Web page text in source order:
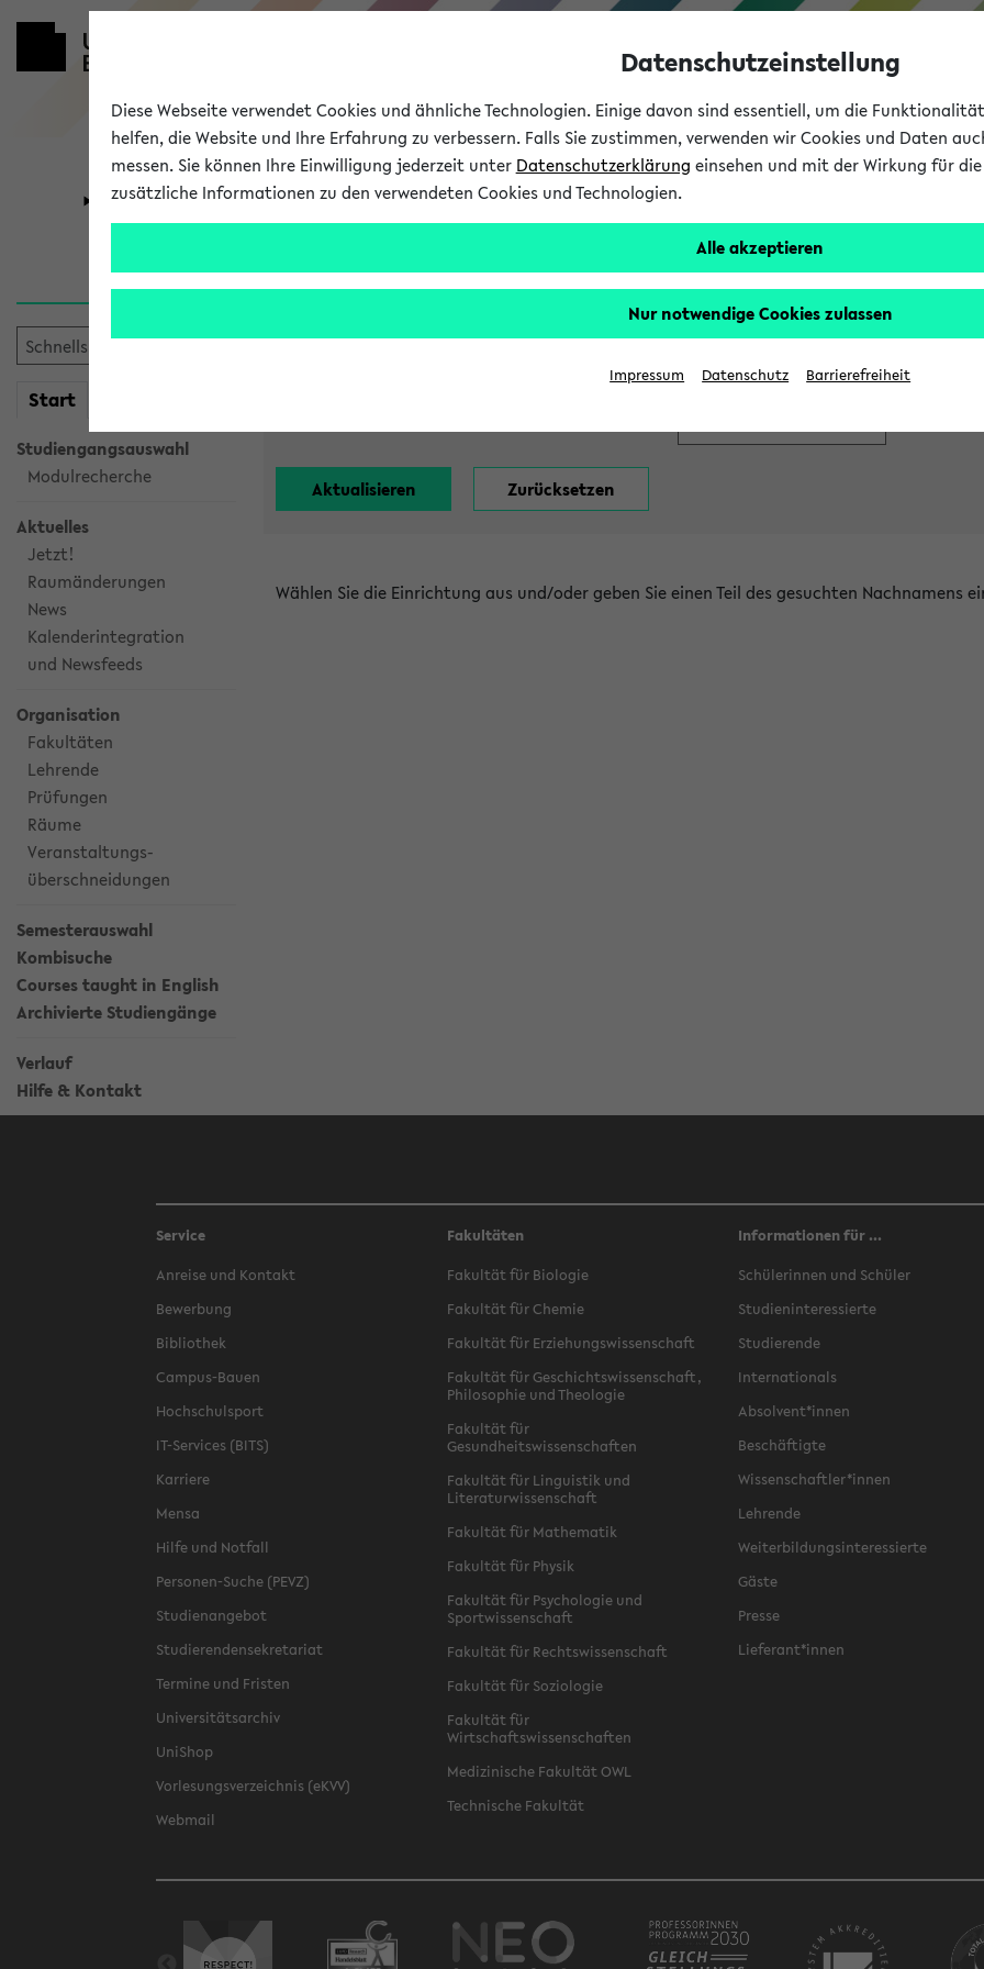
Universität Forschung Studium
Start
Studiengangsauswahl
Modulrecherche
Aktuelles
Jetzt!
Raumänderungen
News
Kalenderintegration
und Newsfeeds
Organisation
Fakultäten
Lehrende
Prüfungen
Räume
Veranstaltungs-
überschneidungen
Semesterauswahl
Kombisuche
Courses taught in English
Archivierte Studiengänge
Verlauf
Hilfe & Kontakt
Alle Lehrenden
Wählen Sie die Einrichtung aus und/oder geben Sie einen Teil des gesuchten Nachnamens
Service
Anreise und Kontakt
Bewerbung
Bibliothek
Campus-Bauen
Hochschulsport
IT-Services (BITS)
Karriere
Mensa
Hilfe und Notfall
Personen-Suche (PEVZ)
Studienangebot
Studierendensekretariat
Termine und Fristen
Universitätsarchiv
UniShop
Vorlesungsverzeichnis (eKVV)
Webmail
Fakultäten
Fakultät für Biologie
Fakultät für Chemie
Fakultät für Erziehungswissenschaft
Fakultät für Geschichtswissenschaft,
Philosophie und Theologie
Fakultät für
Gesundheitswissenschaften
Fakultät für Linguistik und
Literaturwissenschaft
Fakultät für Mathematik
Fakultät für Physik
Fakultät für Psychologie und
Sportwissenschaft
Fakultät für Rechtswissenschaft
Fakultät für Soziologie
Fakultät für
Wirtschaftswissenschaften
Medizinische Fakultät OWL
Technische Fakultät
Informationen für ...
Schülerinnen und Schüler
Studieninteressierte
Studierende
Internationals
Absolvent*innen
Beschäftigte
Wissenschaftler*innen
Lehrende
Weiterbildungsinteressierte
Gäste
Presse
Lieferant*innen
Datenschutzeinstellung
Diese Webseite verwendet Cookies und ähnliche Technologien. Einige davon sind essentiell, um die
helfen, die Website und Ihre Erfahrung zu verbessern. Falls Sie zustimmen, verwenden wir Cookies und Daten
messen. Sie können Ihre Einwilligung jederzeit unter Datenschutzerklärung einsehen und mit der Wirkung für
zusätzliche Informationen zu den verwendeten Cookies und Technologien.
Alle akzeptieren
Nur notwendige Cookies zulassen
Impressum Datenschutz Barrierefreiheit